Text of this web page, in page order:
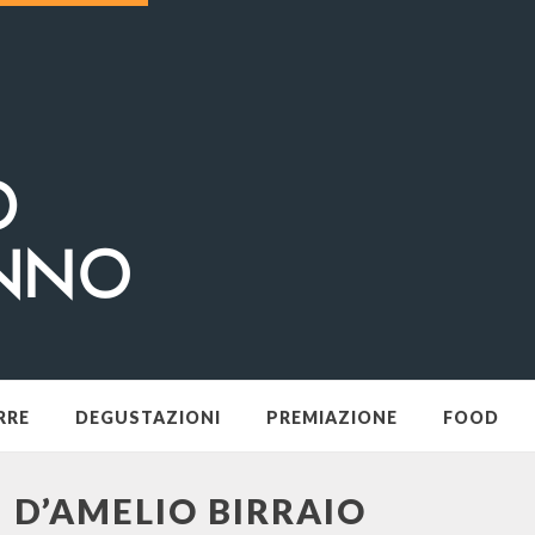
DEGUSTAZIONI PREMIAZIONE FOOD
BIRRAIO